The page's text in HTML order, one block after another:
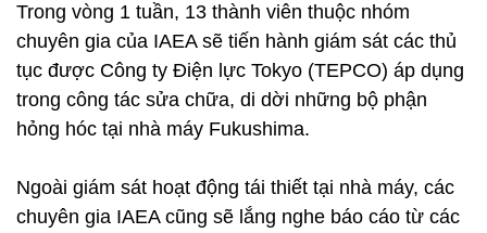
Trong vòng 1 tuần, 13 thành viên thuộc nhóm
chuyên gia của IAEA sẽ tiến hành giám sát các thủ
tục được Công ty Điện lực Tokyo (TEPCO) áp dụng
trong công tác sửa chữa, di dời những bộ phận
hỏng hóc tại nhà máy Fukushima.
Ngoài giám sát hoạt động tái thiết tại nhà máy, các
chuyên gia IAEA cũng sẽ lắng nghe báo cáo từ các